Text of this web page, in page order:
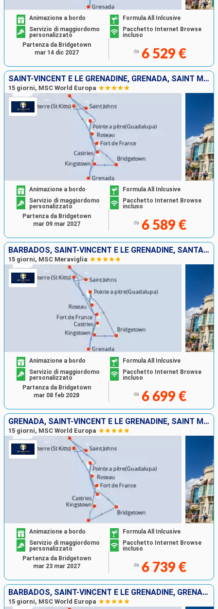
Animazione a bordo
Formula All Inlcusive
Servizio di maggiordomo
personalizzato
Pacchetto Internet Browse
incluso
da 6 529 €
Partenza da Bridgetown
mar 14 dic 2027
SAINT-VINCENT E LE GRENADINE, GRENADA, SAINT MARTIN, ANTIGUA E BARBUDA, DOMINICA, MARTINICA, GUADALUPA, SANTA LUCIA, BARBADOS
15 giorni, MSC World Europa
Animazione a bordo
Formula All Inlcusive
Servizio di maggiordomo
personalizzato
Pacchetto Internet Browse
incluso
da 6 589 €
Partenza da Bridgetown
mar 09 mar 2027
BARBADOS, SAINT-VINCENT E LE GRENADINE, SANTA LUCIA, GRENADA, DOMINICA, SAINT MARTIN, ANTIGUA E BARBUDA, MARTINICA, GUADALUPA
15 giorni, MSC Meraviglia
Animazione a bordo
Formula All Inlcusive
Servizio di maggiordomo
personalizzato
Pacchetto Internet Browse
incluso
da 6 699 €
Partenza da Bridgetown
mar 08 feb 2028
GRENADA, SAINT-VINCENT E LE GRENADINE, SAINT MARTIN, ANTIGUA E BARBUDA, DOMINICA, MARTINICA, GUADALUPA, SANTA LUCIA, BARBADOS
15 giorni, MSC World Europa
Animazione a bordo
Formula All Inlcusive
Servizio di maggiordomo
personalizzato
Pacchetto Internet Browse
incluso
da 6 739 €
Partenza da Bridgetown
mar 23 mar 2027
BARBADOS, SAINT-VINCENT E LE GRENADINE, GRENADA, GUADALUPA, SAINT MARTIN, ANTIGUA E BARBUDA, DOMINICA, MARTINICA
15 giorni, MSC World Europa